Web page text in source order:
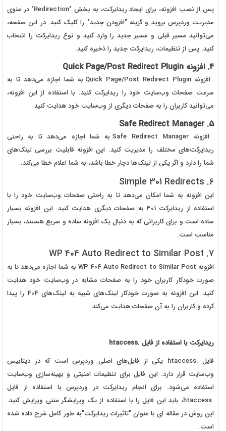
پس از نصب افزونه، برای ایجاد ریدایرکت، به بخش "Redirection" در منوی
مدیریت وردپرس بروید و گزینه "افزودن جدید" را کلیک کنید. در این صفحه،
می‌توانید مسیر قبلی و مسیر جدید را وارد کنید و نوع ریدایرکت را انتخاب
کنید. پس از تنظیمات، ریدایرکت جدید را ذخیره کنید.
4. افزونه Quick Page/Post Redirect Plugin
افزونه Quick Page/Post Redirect Plugin به شما اجازه می‌دهد تا به
سرعت صفحات وب‌سایت خود را ریدایرکت کنید. با استفاده از این افزونه،
می‌توانید کاربران را به صفحات دیگری از وب‌سایت خود هدایت کنید.
5. Safe Redirect Manager
افزونه Safe Redirect Manager به شما اجازه می‌دهد تا به راحتی
ریدایرکت‌های مختلف را مدیریت کنید. این افزونه قابلیت بررسی لینک‌های
شما را دارد و اگر یکی از لینک‌ها دچار خطا باشد، به شما اعلام خطا می‌کند.
6. Simple 301 Redirects
این افزونه به شما امکان می‌دهد تا به راحتی صفحات وب‌سایت خود را با
استفاده از ریدایرکت 301 به صفحات دیگری هدایت کنید. این افزونه بسیار
ساده است و برای کاربرانی که به دنبال یک افزونه ساده و سریع هستند، بسیار
مناسب است.
7. WP 404 Auto Redirect to Similar Post
افزونه WP 404 Auto Redirect to Similar Post به شما اجازه می‌دهد تا به
صورت خودکار کاربران خود را به صفحات مشابه در وب‌سایت خود هدایت
کنید. این افزونه به صورت خودکار لینک‌های شبیه به لینک‌های 404 را پیدا
کرده و کاربران را به آن صفحات هدایت می‌کند.
ریدایرکت با استفاده از فایل .htaccess
فایل .htaccess یکی از فایل‌های اصلی وردپرس است که در دیتابیس
وب‌سایت قرار دارد. این فایل برای تنظیمات امنیتی و بهینه‌سازی وب‌سایت
استفاده می‌شود. برای انجام ریدایرکت در وردپرس با استفاده از فایل
.htaccess، باید این فایل را با استفاده از یک ویرایشگر متنی ویرایش کنید.
این روش در مقاله ای با عنوان "تاثیرات ریدایرکت"به طور کامل شرح داده شده
است.